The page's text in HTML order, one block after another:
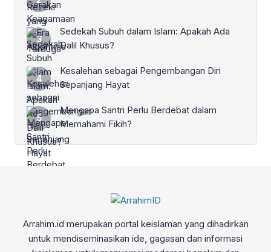
Sedekah Subuh dalam Islam: Apakah Ada
Dalil Khusus?
Kesalehan sebagai Pengembangan Diri
Sepanjang Hayat
Mengapa Santri Perlu Berdebat dalam
Memahami Fikih?
Arrahim.id merupakan portal keislaman yang dihadirkan
untuk mendiseminasikan ide, gagasan dan informasi